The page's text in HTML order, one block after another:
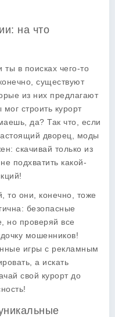
на что
в поисках чего-то
конечно, существуют
из них предлагают
строить курорт
да? Так что, если
дворец, моды
скачивай только из
подхватить какой-
то они, конечно, тоже
безопасные
но проверяй все
мошенников!
игры с рекламным
а искать
свой курорт до